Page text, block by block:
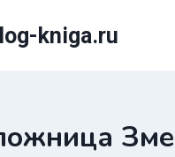
kniga.ru